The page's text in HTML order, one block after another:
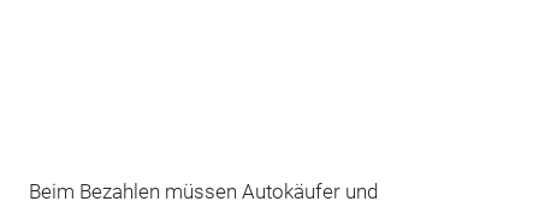
Beim Bezahlen müssen Autokäufer und